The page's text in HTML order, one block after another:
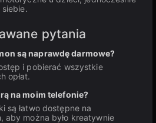
pytania
są naprawdę darmowe?
i pobierać wszystkie
opłat.
na moim telefonie?
są łatwo dostępne na
aby można było kreatywnie